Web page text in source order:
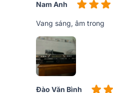
Nam Anh
Vang sáng, âm trong
Đào Văn Bình